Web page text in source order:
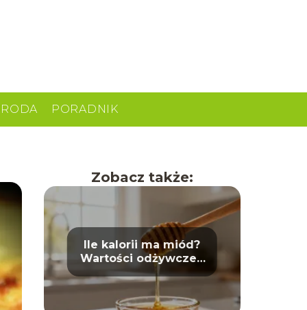
PORADNIK
Zobacz także:
Ile kalorii ma miód?
Wartości odżywcze i
właściwości